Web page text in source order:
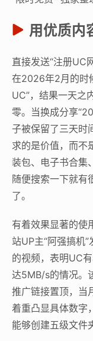
用优质内
直接发送“注册UC
在2026年2月的时
UC”，结果一天之
零。当换成分享
子被保留了三天时
求的是价值，而不
装包、电子书合集
随便搜索一下就有
了。
有着效果显著的使
站UP主“阿强搞机
的视频，表明UC
达5MB/s的情况。
推广链接置顶，当
着重凸显具体数字
能够创建五级文件